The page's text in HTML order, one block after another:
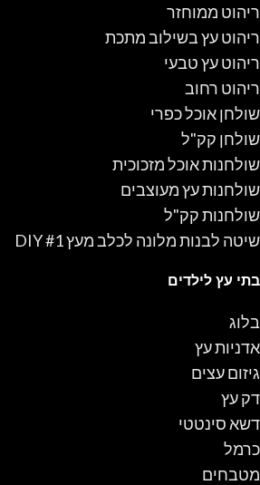
ריהוט ממוחזר
ריהוט עץ בשילוב מתכת
ריהוט עץ טבעי
ריהוט רחוב
שולחן אוכל כפרי
שולחן קק"ל
שולחנות אוכל מזכוכית
שולחנות עץ מעוצבים
שולחנות קק"ל
שיטה לבנות מלונה לכלב מעץ #1 DIY
בתי עץ לילדים
בלוג
אדניות עץ
גיזום עצים
דק עץ
דשא סינטטי
כרמל
מטבחים